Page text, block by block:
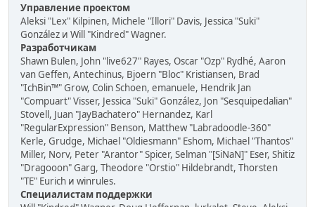
Управление проектом
Aleksi "Lex" Kilpinen, Michele "Illori" Davis, Jessica "Suki"
González и Will "Kindred" Wagner.
Разработчикам
Shawn Bulen, John "live627" Rayes, Oscar "Ozp" Rydhé, Aaron
van Geffen, Antechinus, Bjoern "Bloc" Kristiansen, Brad
"IchBin™" Grow, Colin Schoen, emanuele, Hendrik Jan
"Compuart" Visser, Jessica "Suki" González, Jon "Sesquipedalian"
Stovell, Juan "JayBachatero" Hernandez, Karl
"RegularExpression" Benson, Matthew "Labradoodle-360"
Kerle, Grudge, Michael "Oldiesmann" Eshom, Michael "Thantos"
Miller, Norv, Peter "Arantor" Spicer, Selman "[SiNaN]" Eser, Shitiz
"Dragooon" Garg, Theodore "Orstio" Hildebrandt, Thorsten
"TE" Eurich и winrules.
Специалистам поддержки